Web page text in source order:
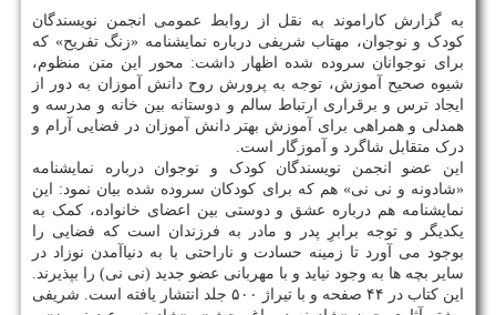
به گزارش کاراموند به نقل از روابط عمومی انجمن نویسندگان
کودک و نوجوان، مهتاب شریفی درباره نمایشنامه «زنگ تفریح» که
برای نوجوانان سروده شده اظهار داشت: محور این متن منظوم،
شیوه صحیح آموزش، توجه به پرورش روح دانش آموزان به دور از
ایجاد ترس و برقراری ارتباط سالم و دوستانه بین خانه و مدرسه و
همدلی و همراهی برای آموزش بهتر دانش آموزان در فضایی آرام و
درک متقابل شاگرد و آموزگار است.
این عضو انجمن نویسندگان کودک و نوجوان درباره نمایشنامه
«شادونه و نی نی» هم که برای کودکان سروده شده بیان نمود: این
نمایشنامه هم درباره عشق و دوستی بین اعضای خانواده، کمک به
یکدیگر و توجه برابرِ پدر و مادر به فرزندان است که فضایی را
بوجود می آورد تا زمینه حسادت و ناراحتی با به دنیاآمدن نوزاد در
سایر بچه ها به وجود نیاید و با مهربانی عضو جدید (نی نی) را بپذیرند.
این کتاب در ۴۴ صفحه و با تیراژ ۵۰۰ جلد انتشار یافته است. شریفی